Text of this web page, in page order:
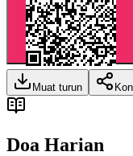
Muat turun
Doa Harian